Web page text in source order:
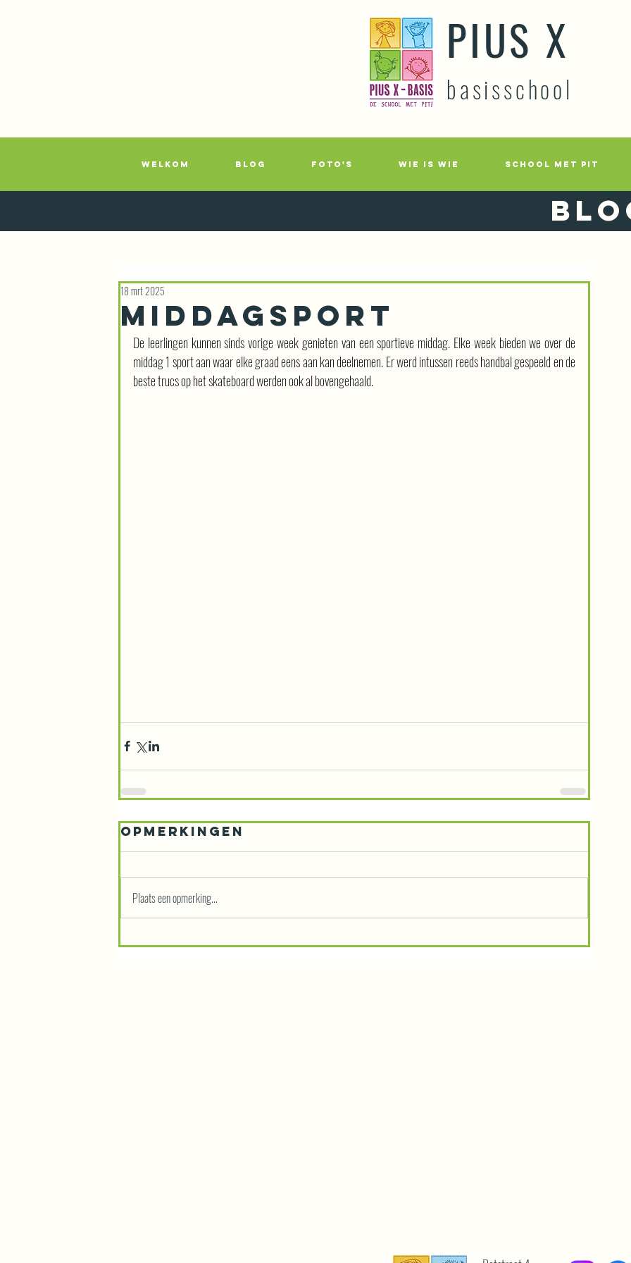
PIUS X
basisschool
WELKOM BLOG FOTO'S WIE IS WIE SCHOOL MET PIT
Middagsport
18 mrt 2025
De leerlingen kunnen sinds vorige week genieten van een sportieve middag. Elke week bieden we over de
middag 1 sport aan waar elke graad eens aan kan deelnemen. Er werd intussen reeds handbal gespeeld en de
beste trucs op het skateboard werden ook al bovengehaald.
Opmerkingen
Plaats een opmerking...